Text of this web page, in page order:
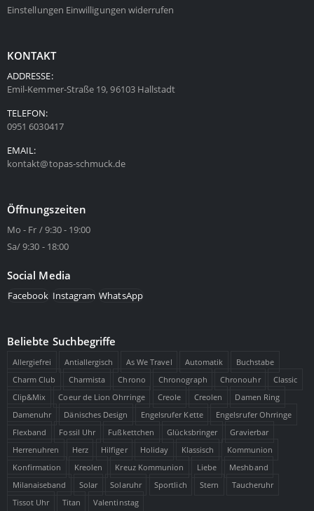
Einstellungen Einwilligungen widerrufen
KONTAKT
ADDRESSE:
Emil-Kemmer-Straße 19, 96103 Hallstadt
TELEFON:
0951 6030417
EMAIL:
kontakt@topas-schmuck.de
Öffnungszeiten
Mo - Fr / 9:30 - 19:00
Sa/ 9:30 - 18:00
Social Media
Facebook Instagram WhatsApp
Beliebte Suchbegriffe
Allergiefrei Antiallergisch As We Travel Automatik
Buchstabe
Charm Club
Charmista Chrono Chronograph Chronouhr
Classic
Clip&Mix
Coeur de Lion Ohrringe Creole Creolen
Damen Ring
Damenuhr
Dänisches Design Engelsrufer Kette
Engelsrufer Ohrringe
Flexband
Fossil Uhr Fußkettchen Glücksbringer
Gravierbar
Herrenuhren
Herz Hilfiger Holiday Klassisch
Kommunion
Konfirmation
Kreolen Kreuz Kommunion Liebe
Meshband
Milanaiseband
Solar Solaruhr Sportlich Stern
Taucheruhr
Tissot Uhr
Titan Valentinstag